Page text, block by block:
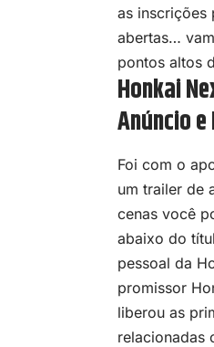
as inscrições
abertas…
pontos altos
Honkai
Anúncio
Foi com o
um trailer de
cenas você
abaixo do
pessoal da
promissor
liberou as
relacionadas